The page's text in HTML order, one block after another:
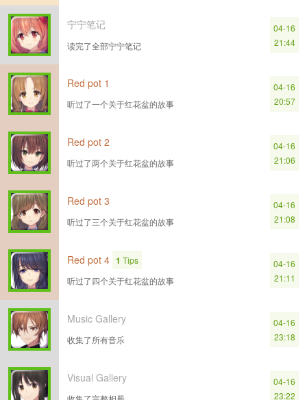
宁宁笔记
读完了全部宁宁笔记
04-16
21:44
Red pot 1
听过了一个关于红花盆的故事
04-16
20:57
Red pot 2
听过了两个关于红花盆的故事
04-16
21:06
Red pot 3
听过了三个关于红花盆的故事
04-16
21:08
Red pot 4 1 Tips
听过了四个关于红花盆的故事
04-16
21:11
Music Gallery
收集了所有音乐
04-16
23:18
Visual Gallery
04-16
23:22